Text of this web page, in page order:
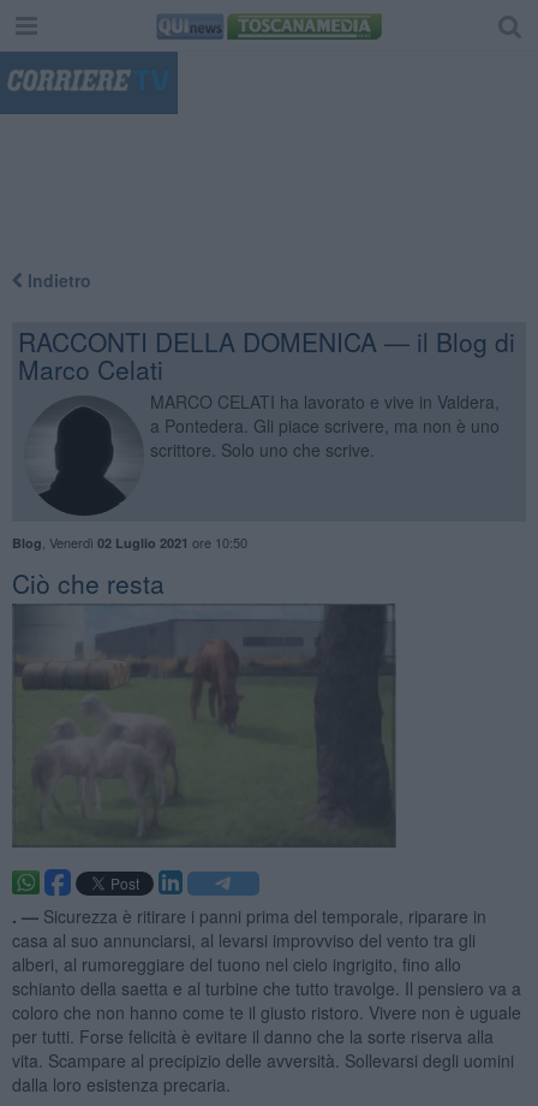
Indietro
RACCONTI DELLA DOMENICA — il Blog di
Marco Celati
MARCO CELATI ha lavorato e vive in Valdera,
a Pontedera. Gli piace scrivere, ma non è uno
scrittore. Solo uno che scrive.
Blog Venerdì 02 Luglio 2021 ore 10:50
Ciò che resta
. — Sicurezza è ritirare i panni prima del temporale, riparare in
casa al suo annunciarsi, al levarsi improvviso del vento tra gli
alberi, al rumoreggiare del tuono nel cielo ingrigito, fino allo
schianto della saetta e al turbine che tutto travolge. Il pensiero va a
coloro che non hanno come te il giusto ristoro. Vivere non è uguale
per tutti. Forse felicità è evitare il danno che la sorte riserva alla
vita. Scampare al precipizio delle avversità. Sollevarsi degli uomini
dalla loro esistenza precaria.